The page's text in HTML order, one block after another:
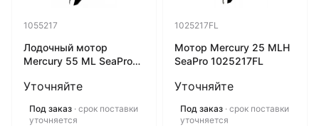
1055217
Лодочный мотор
Mercury 55 ML SeaPro
Уточняйте
Под заказ · срок поставки
уточняется
1025217FL
Мотор Mercury 25 MLH
SeaPro 1025217FL
Уточняйте
Под заказ · срок поставки
уточняется